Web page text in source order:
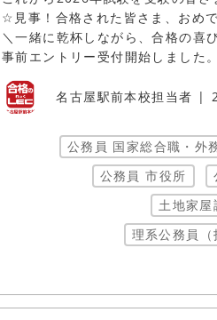
☆見事！合格された皆さま、おめ
＼一緒に乾杯しながら、合格の喜
事前エントリー受付開始しました。
名古屋駅前本校担当者
公務員 国家総合職・外
公務員 市役所
土地家屋
理系公務員（